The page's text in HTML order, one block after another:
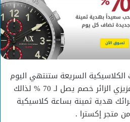
السريعة ستنتهي اليوم
، وهذه العروض توفر لك عزيزي الزائر خصم يصل لـ 70 % لذالك
هدية ثمينة بساعة كلاسيكية
متجر إكسترا .